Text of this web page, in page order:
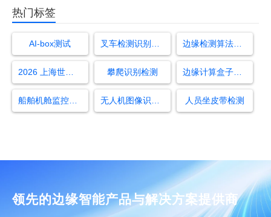
热门标签
AI-box测试 边缘检测算法和yolo结合
攀爬识别检测 边缘计算盒子怎么用
人员坐皮带检测
领先的边缘智能产品与解决方案提供商